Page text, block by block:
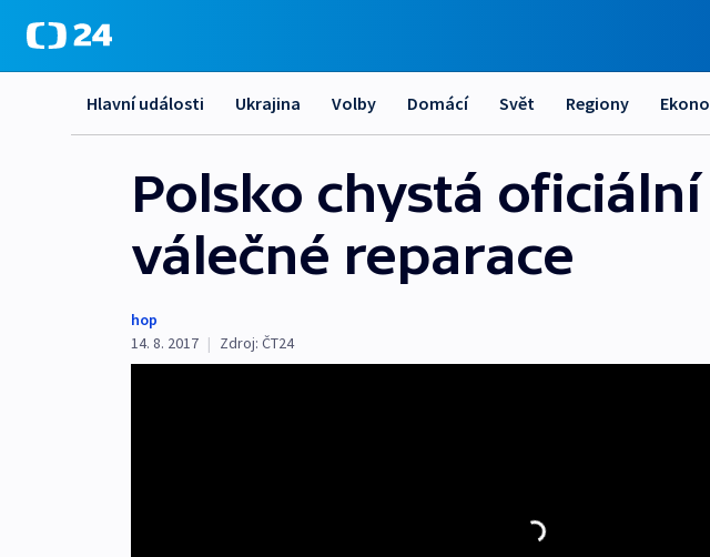
Hlavní události Ukrajina Volby Domácí Svět Regiony
Polsko chystá
válečné reparace
hop
14. 8. 2017 | Zdroj: ČT24